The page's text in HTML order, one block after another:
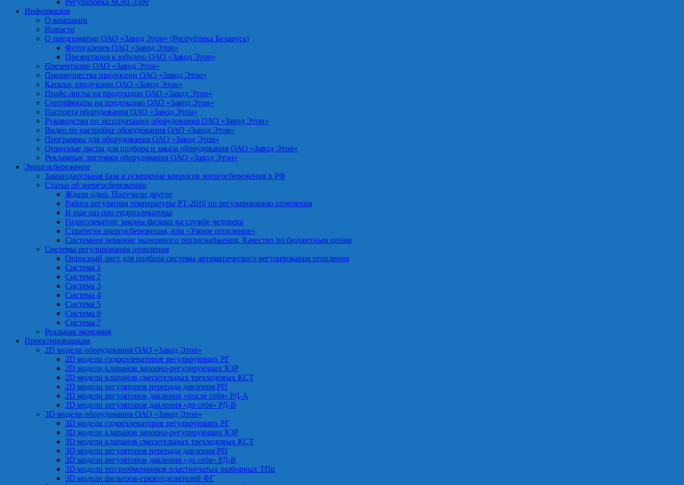
Регулировка МЭП-3500
Информация
О компании
Новости
О предприятии ОАО «Завод Этон» (Республика Беларусь)
Фотогалерея ОАО «Завод Этон»
Презентация к юбилею ОАО «Завод Этон»
Презентации ОАО «Завод Этон»
Преимущества продукции ОАО «Завод Этон»
Каталог продукции ОАО «Завод Этон»
Прайс-листы на продукцию ОАО «Завод Этон»
Сертификаты на продукцию ОАО «Завод Этон»
Паспорта оборудования ОАО «Завод Этон»
Руководства по эксплуатации оборудования ОАО «Завод Этон»
Видео по настройке оборудования ОАО «Завод Этон»
Программы для оборудования ОАО «Завод Этон»
Опросные листы для подбора и заказа оборудования ОАО «Завод Этон»
Рекламные листовки оборудования ОАО «Завод Этон»
Энергосбережение
Законодательная база и освещение вопросов энергосбережения в РФ
Статьи об энергосбережении
Ждали одно. Получили другое
Работа регулятора температуры РТ-2010 по регулированию отопления
И еще раз про гидроэлеваторы
Гидроэлеватор: законы физики на службе человека
Стратегия энергосбережения, или «Умное отопление»
Системное решение экономного теплоснабжения. Качество по бюджетным ценам
Системы регулирования отопления
Опросный лист для подбора системы автоматического регулирования отопления
Система 1
Система 2
Система 3
Система 4
Система 5
Система 6
Система 7
Реальная экономия
Проектировщикам
2D модели оборудования ОАО «Завод Этон»
2D модели гидроэлеваторов регулирующих РГ
2D модели клапанов запорно-регулирующих КЗР
2D модели клапанов смесительных трехходовых КСТ
2D модели регуляторов перепада давления РП
2D модели регуляторов давления «после себя» РД-А
2D модели регуляторов давления «до себя» РД-В
3D модели оборудования ОАО «Завод Этон»
3D модели гидроэлеваторов регулирующих РГ
3D модели клапанов запорно-регулирующих КЗР
3D модели клапанов смесительных трехходовых КСТ
3D модели регуляторов перепада давления РП
3D модели регуляторов давления «до себя» РД-В
3D модели теплообменников пластинчатых разборных ТПр
3D модели фильтров-грязеотделителей ФГ